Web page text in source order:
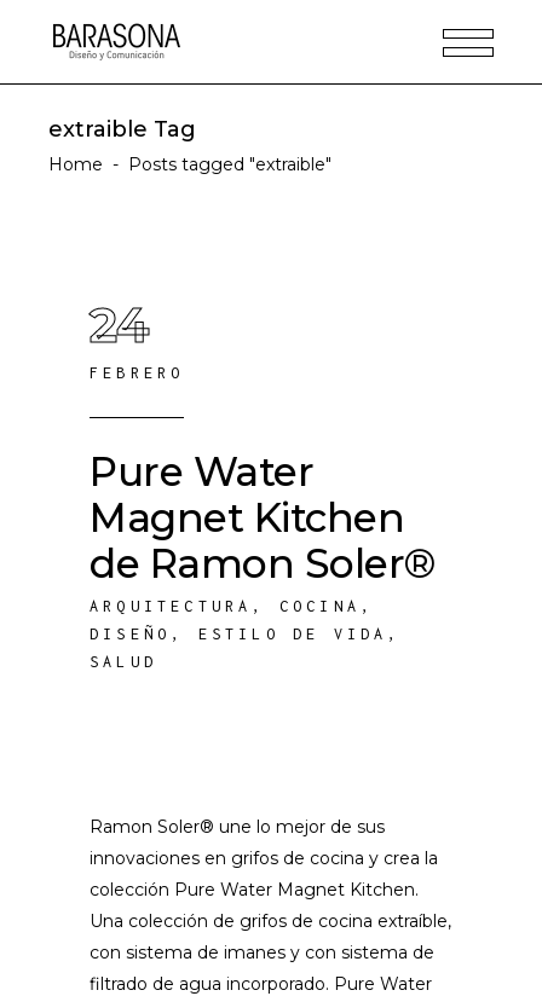
extraible Tag
Home - Posts tagged "extraible"
24
FEBRERO
Pure Water
Magnet Kitchen
de Ramon Soler®
ARQUITECTURA , COCINA ,
DISEÑO , ESTILO DE VIDA ,
SALUD
Ramon Soler® une lo mejor de sus
innovaciones en grifos de cocina y crea la
colección Pure Water Magnet Kitchen.
Una colección de grifos de cocina extraíble,
con sistema de imanes y con sistema de
filtrado de agua incorporado. Pure Water